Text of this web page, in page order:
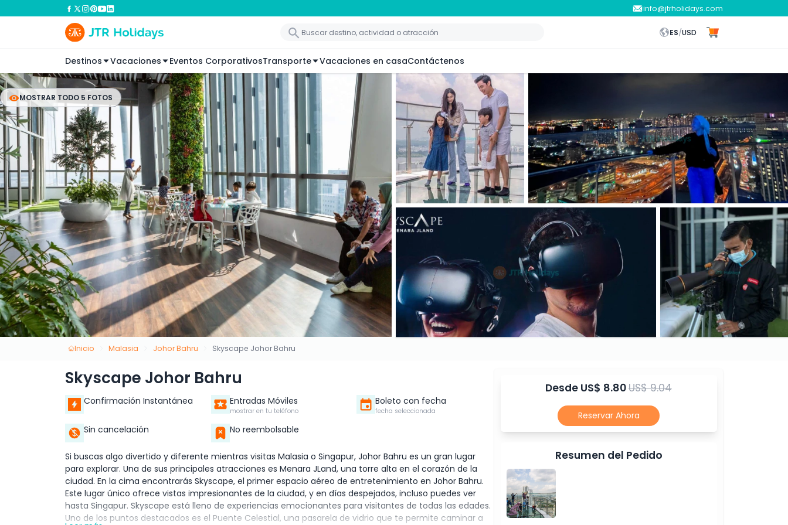
info@jtrholidays.com
ES/USD
Destinos Vacaciones Eventos CorporativosTransporte Vacaciones en casaContáctenos
MOSTRAR TODO 5 FOTOS
Inicio Malasia Johor Bahru Skyscape Johor Bahru
Skyscape Johor Bahru
Confirmación Instantánea Entradas Móviles
mostrar en tu teléfono
Boleto con fecha
fecha seleccionada
Sin cancelación No reembolsable
Si buscas algo divertido y diferente mientras visitas Malasia o Singapur, Johor Bahru es un gran lugar
para explorar. Una de sus principales atracciones es Menara JLand, una torre alta en el corazón de la
ciudad. En la cima encontrarás Skyscape, el primer espacio aéreo de entretenimiento en Johor Bahru.
Este lugar único ofrece vistas impresionantes de la ciudad, y en días despejados, incluso puedes ver
hasta Singapur. Skyscape está lleno de experiencias emocionantes para visitantes de todas las edades.
Uno de los puntos destacados es el Puente Celestial, una pasarela de vidrio que te permite caminar a
Desde US$ 8.80US$ 9.04
Reservar Ahora
Resumen del Pedido